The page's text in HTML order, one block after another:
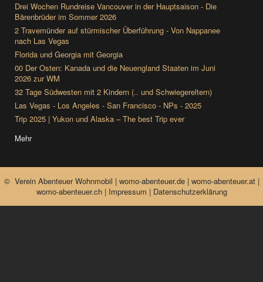
Drei Wochen Rundreise Vancouver in der Hauptsaison - Die
Bärenbrüder im Sommer 2026
2 Travemünder auf stürmischer Überführung - Von Nappanee
nach Las Vegas
Florida und Georgia mit Georgia
00 Der Osten: Kanada und die Neuengland Staaten im Juni
2026 zur WM
32 Tage Südwesten mit 2 Kindern (.. und Schwiegereltern)
Las Vegas - Los Angeles - San Francisco - NPs - 2025
Trip 2025 | Yukon und Alaska – The best Trip ever
Mehr
© Verein Abenteuer Wohnmobil | womo-abenteuer.de | womo-abenteuer.at |
womo-abenteuer.ch | Impressum | Datenschutzerklärung